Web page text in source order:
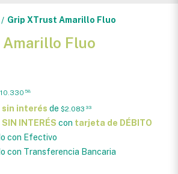
/ Grip XTrust Amarillo Fluo
Fluo
58
sin interés de $2.083 33
INTERÉS con tarjeta de DÉBITO
con Efectivo
con Transferencia Bancaria